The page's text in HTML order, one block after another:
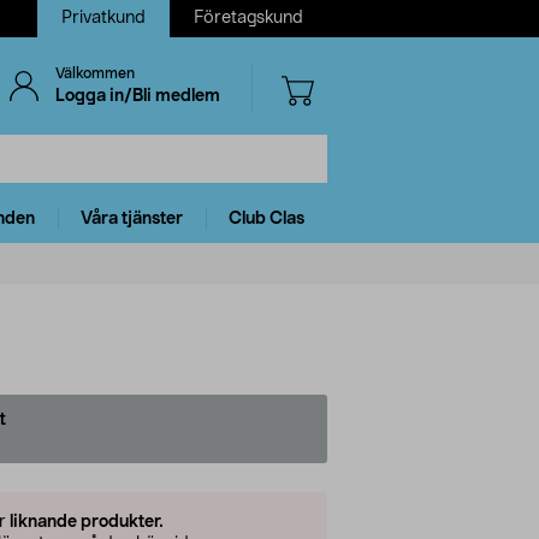
Privatkund Företagskund
Välkommen
Logga in/Bli medlem
Våra tjänster Club Clas
liknande produkter.